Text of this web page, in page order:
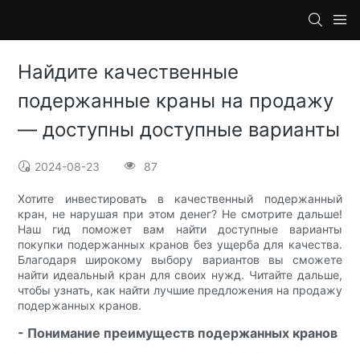
Найдите качественные
подержанные краны на продажу
— доступны доступные варианты
2024-08-23 87
Хотите инвестировать в качественный подержанный
кран, не нарушая при этом денег? Не смотрите дальше!
Наш гид поможет вам найти доступные варианты
покупки подержанных кранов без ущерба для качества.
Благодаря широкому выбору вариантов вы сможете
найти идеальный кран для своих нужд. Читайте дальше,
чтобы узнать, как найти лучшие предложения на продажу
подержанных кранов.
- Понимание преимуществ подержанных кранов